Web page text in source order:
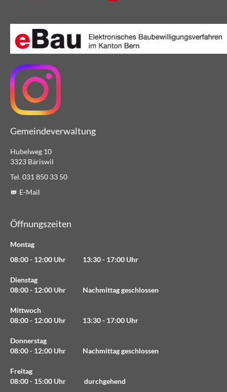
Gemeindeverwaltung
Hubelweg 10
3323 Bäriswil
Tel. 031 850 33 50
E-Mail
Öffnungszeiten
Montag
08:00 - 12:00 Uhr 13:30 - 17:00 Uhr
Dienstag
08:00 - 12:00 Uhr Nachmittag geschlossen
Mittwoch
08:00 - 12:00 Uhr 13:30 - 17:00 Uhr
Donnerstag
08:00 - 12:00 Uhr Nachmittag geschlossen
Freitag
08:00 - 15:00 Uhr durchgehend